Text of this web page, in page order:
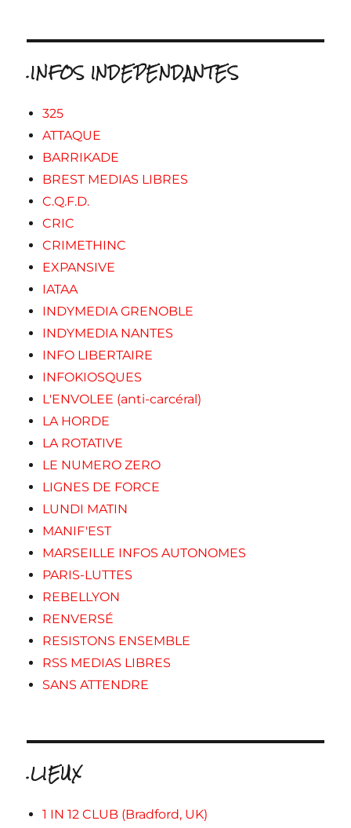
.INFOS INDEPENDANTES
325
ATTAQUE
BARRIKADE
BREST MEDIAS LIBRES
C.Q.F.D.
CRIC
CRIMETHINC
EXPANSIVE
IATAA
INDYMEDIA GRENOBLE
INDYMEDIA NANTES
INFO LIBERTAIRE
INFOKIOSQUES
L'ENVOLEE (anti-carcéral)
LA HORDE
LA ROTATIVE
LE NUMERO ZERO
LIGNES DE FORCE
LUNDI MATIN
MANIF'EST
MARSEILLE INFOS AUTONOMES
PARIS-LUTTES
REBELLYON
RENVERSÉ
RESISTONS ENSEMBLE
RSS MEDIAS LIBRES
SANS ATTENDRE
.LIEUX
1 IN 12 CLUB (Bradford, UK)